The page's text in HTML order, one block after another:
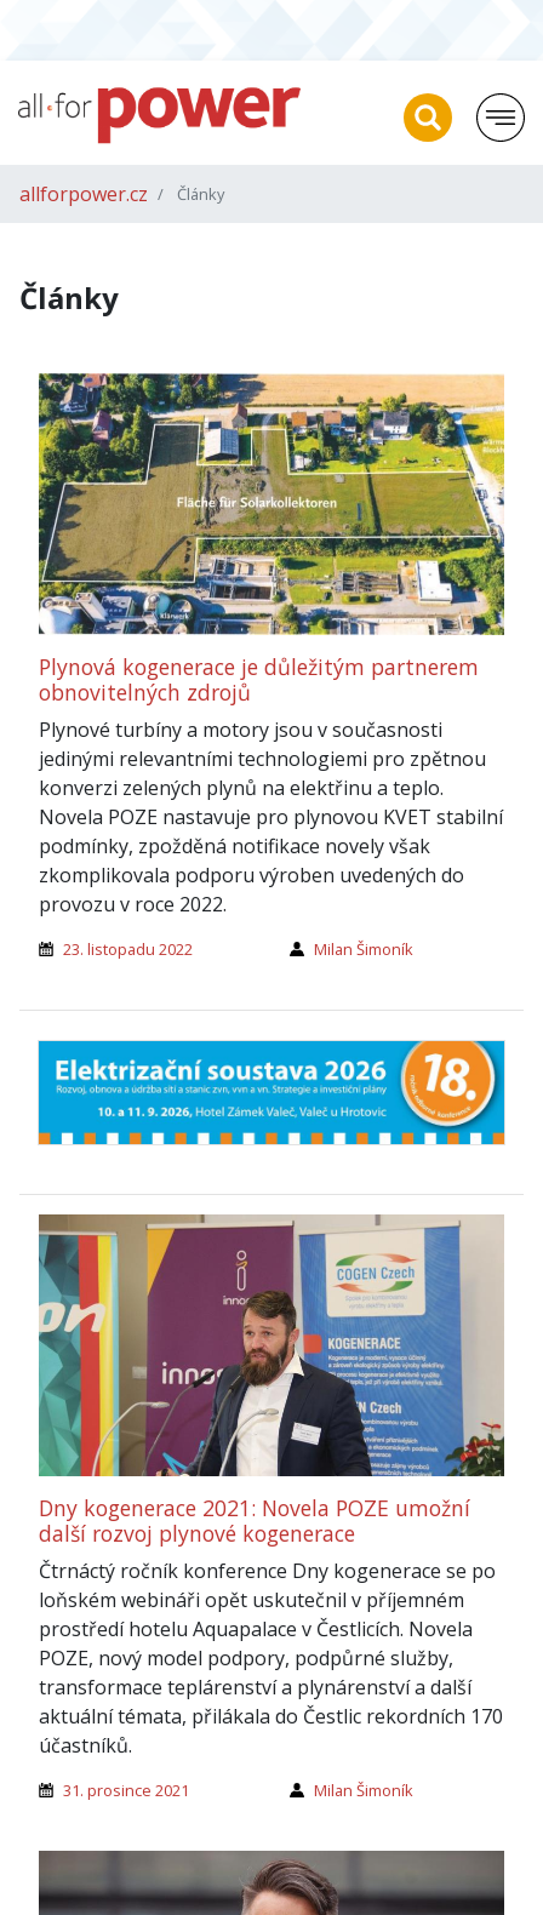
allforpower.cz Články
Články
Plynová kogenerace je důležitým partnerem
obnovitelných zdrojů
Plynové turbíny a motory jsou v současnosti
jedinými relevantními technologiemi pro zpětnou
konverzi zelených plynů na elektřinu a teplo.
Novela POZE nastavuje pro plynovou KVET stabilní
podmínky, zpožděná notifikace novely však
zkomplikovala podporu výroben uvedených do
provozu v roce 2022.
23. listopadu 2022 Milan Šimoník
Dny kogenerace 2021: Novela POZE umožní
další rozvoj plynové kogenerace
Čtrnáctý ročník konference Dny kogenerace se po
loňském webináři opět uskutečnil v příjemném
prostředí hotelu Aquapalace v Čestlicích. Novela
POZE, nový model podpory, podpůrné služby,
transformace teplárenství a plynárenství a další
aktuální témata, přilákala do Čestlic rekordních 170
účastníků.
31. prosince 2021 Milan Šimoník